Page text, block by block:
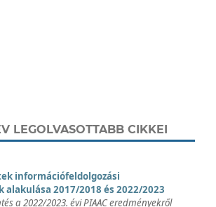
LEGOLVASOTTABB CIKKEI
információfeldolgozási
2017/2018 és 2022/2023
a 2022/2023. évi PIAAC eredményekről